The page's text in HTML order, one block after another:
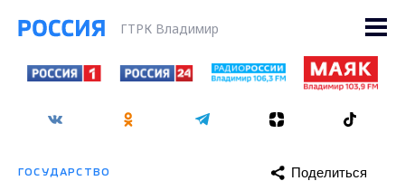
ГТРК Владимир
ГОСУДАРСТВО Поделиться